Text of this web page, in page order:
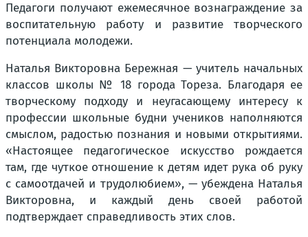
Педагоги получают ежемесячное вознаграждение за
воспитательную работу и развитие творческого
потенциала молодежи.
Наталья Викторовна Бережная — учитель начальных
классов школы № 18 города Тореза. Благодаря ее
творческому подходу и неугасающему интересу к
профессии школьные будни учеников наполняются
смыслом, радостью познания и новыми открытиями.
«Настоящее педагогическое искусство рождается
там, где чуткое отношение к детям идет рука об руку
с самоотдачей и трудолюбием», — убеждена Наталья
Викторовна, и каждый день своей работой
подтверждает справедливость этих слов.